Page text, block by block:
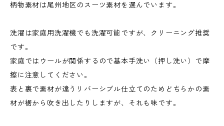
柄物素材は尾州地区のスーツ素材を選んでいます。
洗濯は家庭用洗濯機でも洗濯可能ですが、クリーニング推奨
です。
家庭ではウールが関係するので基本手洗い（押し洗い）で摩
擦に注意してください。
表と裏で素材が違うリバーシブル仕立てのためどちらかの素
材が裾から吹き出したりしますが、それも味です。